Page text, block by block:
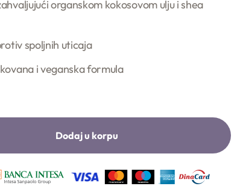
organskom kokosovom ulju i shea
spoljnih uticaja
i veganska formula
Dodaj u korpu